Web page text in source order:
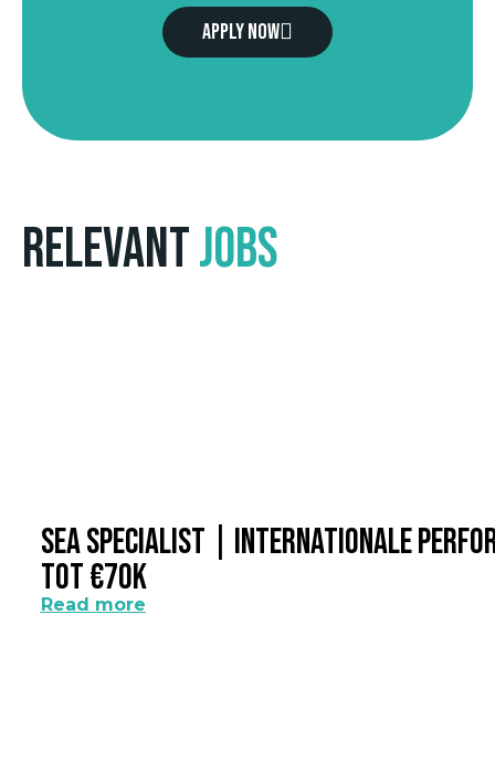
Apply now
RelevantJobs
SEA Specialist | Internationale
Tot €70k
Read more